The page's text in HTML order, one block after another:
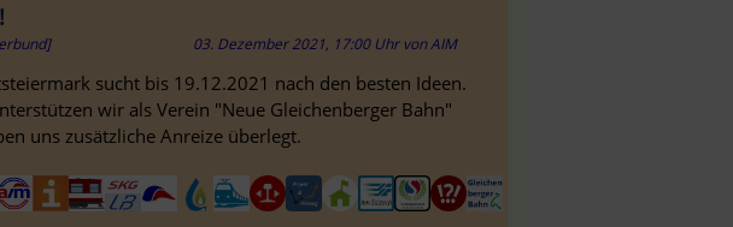
03. Dezember 2021, 17:00 Uhr vonAIM
sucht bis 19.12.2021 nach den besten Ideen.
wir als Verein "Neue Gleichenberger Bahn"
uns zusätzliche Anreize überlegt.